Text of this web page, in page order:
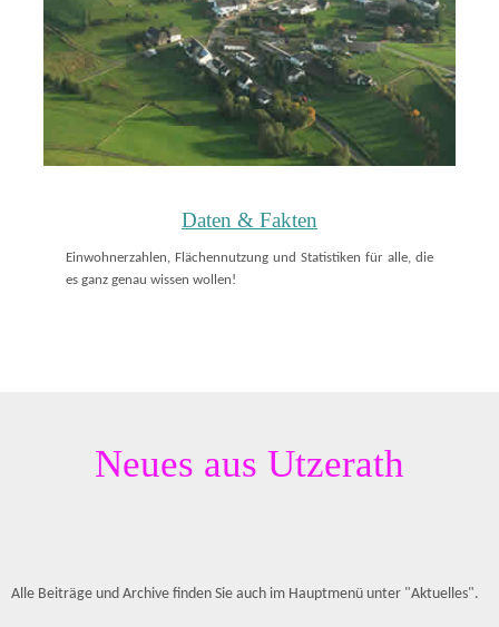
Daten & Fakten
Einwohnerzahlen, Flächennutzung und Statistiken für alle, die
es ganz genau wissen wollen!
Neues aus Utzerath
Alle Beiträge und Archive finden Sie auch im Hauptmenü unter "Aktuelles".